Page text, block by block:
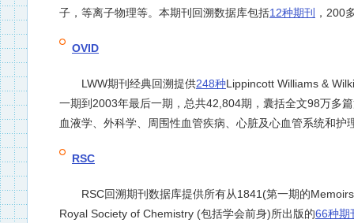
子，等离子物理等。本期刊回溯数据库包括12种期刊 ，200
OVID
LWW期刊经典回溯提供248种Lippincott Williams &
一期到2003年最后一期，总共42,804期，囊括全文98万多
血液学、外科学、周围性血管疾病、心脏及心血管系统和护
RSC
RSC回溯期刊数据库提供所有从1841(第一期的
Royal Society of Chemistry (包括学会前身)所出版的66种期